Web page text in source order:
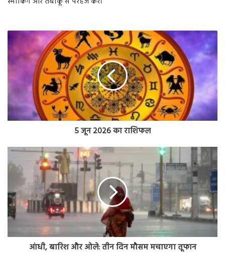
5 जून 2026 का राशिफल
आंधी, बारिश और ओले: तीन दिन मौसम मचाएगा तूफान